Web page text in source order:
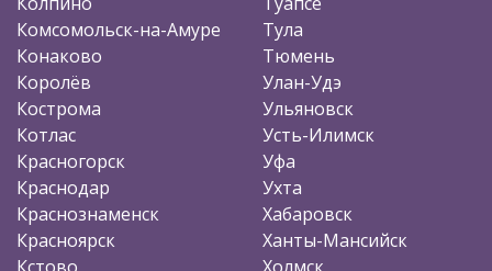
Комсомольск-на-Амуре
Конаково
Королёв
Кострома
Котлас
Красногорск
Краснодар
Краснознаменск
Красноярск
Кстово
Тула
Тюмень
Улан-Удэ
Ульяновск
Усть-Илимск
Уфа
Ухта
Хабаровск
Ханты-Мансийск
Холмск